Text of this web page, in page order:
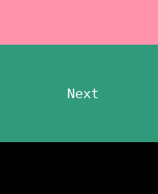
Next